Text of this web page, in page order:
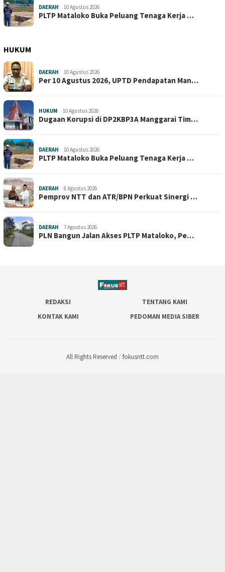
DAERAH 10 Agustus 2026
PLTP Mataloko Buka Peluang Tenaga Kerja …
HUKUM
DAERAH 10 Agustus 2026
Per 10 Agustus 2026, UPTD Pendapatan Man…
HUKUM 10 Agustus 2026
Dugaan Korupsi di DP2KBP3A Manggarai Tim…
DAERAH 10 Agustus 2026
PLTP Mataloko Buka Peluang Tenaga Kerja …
DAERAH 8 Agustus 2026
Pemprov NTT dan ATR/BPN Perkuat Sinergi …
DAERAH 7 Agustus 2026
PLN Bangun Jalan Akses PLTP Mataloko, Pe…
REDAKSI
TENTANG KAMI
KONTAK KAMI
PEDOMAN MEDIA SIBER
All Rights Reserved / fokusntt.com